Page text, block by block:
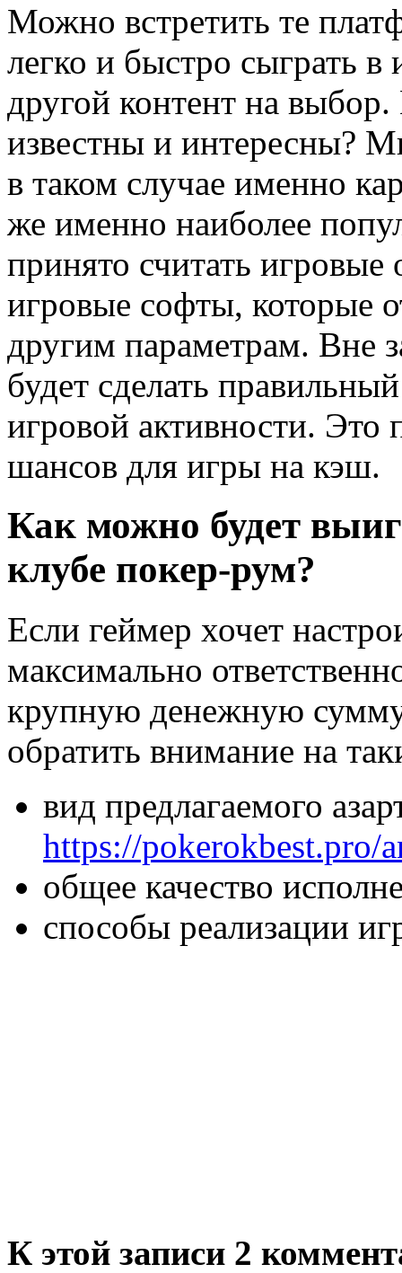
Можно встретить те
легко и быстро сыграть
другой контент на
известны и интересны?
в таком случае именно
же именно наиболее
принято считать
игровые софты, которые
другим параметрам. Вне
будет сделать
игровой активности. Это
шансов для игры на кэш.
Как можно будет
клубе покер-рум?
Если геймер хочет
максимально
крупную денежную
обратить внимание на
вид предлагаемого
https://pokerokbest.pro/
общее качество
способы реализации
К этой записи 2